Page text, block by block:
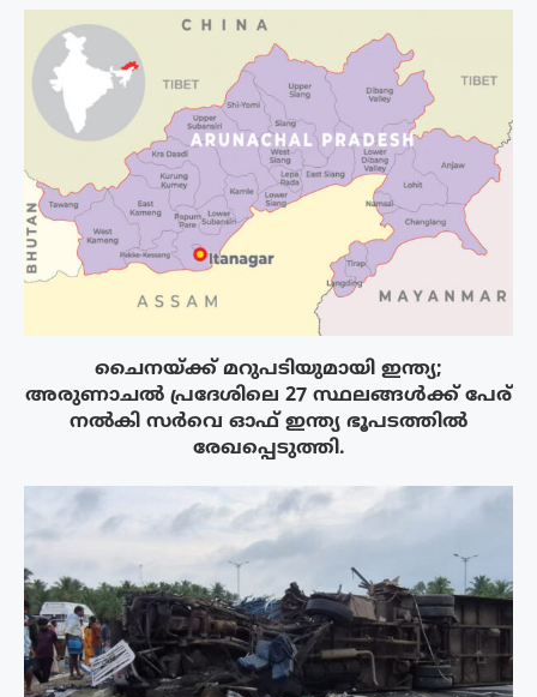
ചൈനയ്ക്ക് മറുപടിയുമായി ഇന്ത്യ;
അരുണാചൽ പ്രദേശിലെ 27 സ്ഥലങ്ങൾക്ക് പേര്
നൽകി സർവെ ഓഫ് ഇന്ത്യ ഭൂപടത്തിൽ
രേഖപ്പെടുത്തി.